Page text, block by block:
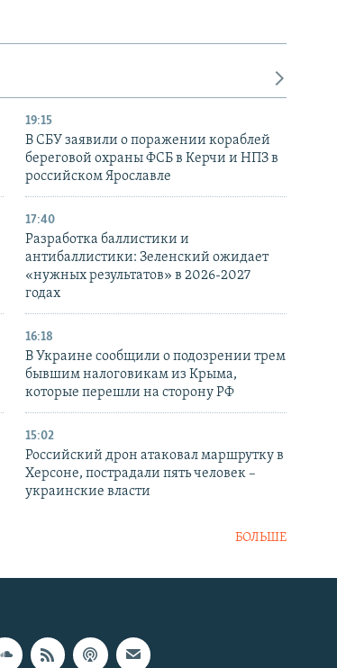
19:15
В СБУ заявили о поражении кораблей
береговой охраны ФСБ в Керчи и НПЗ в
российском Ярославле
17:40
Разработка баллистики и
антибаллистики: Зеленский ожидает
«нужных результатов» в 2026-2027
годах
16:18
В Украине сообщили о подозрении трем
бывшим налоговикам из Крыма,
которые перешли на сторону РФ
15:02
Российский дрон атаковал маршрутку в
Херсоне, пострадали пять человек –
украинские власти
БОЛЬШЕ